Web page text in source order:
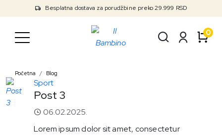
Besplatna dostava za porudžbine preko 29.999 RSD
0
Početna Blog
Sport
Post 3
06.02.2025.
Lorem ipsum dolor sit amet, consectetur